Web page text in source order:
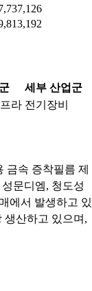
세부 산업군
라 전기장비
금속 증착필름 제
문디엠, 청도성
에서 발생하고 있
생산하고 있으며,